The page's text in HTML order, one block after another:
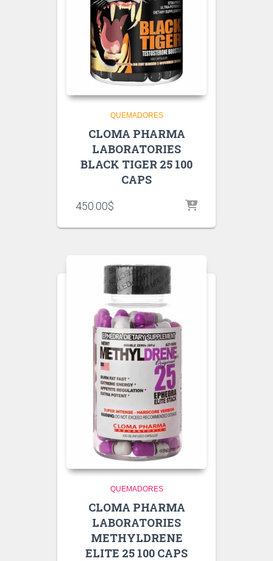
QUEMADORES
CLOMA PHARMA
LABORATORIES
BLACK TIGER 25 100
CAPS
450.00$
QUEMADORES
CLOMA PHARMA
LABORATORIES
METHYLDRENE
ELITE 25 100 CAPS